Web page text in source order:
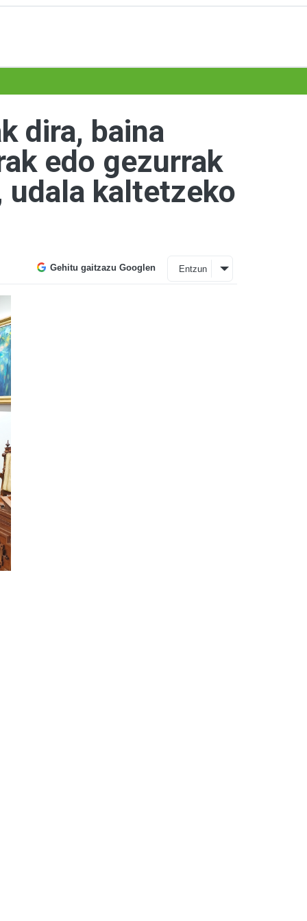
dira, baina
edo gezurrak
udala kaltetzeko
Gehitu gaitzazu Googlen Entzun